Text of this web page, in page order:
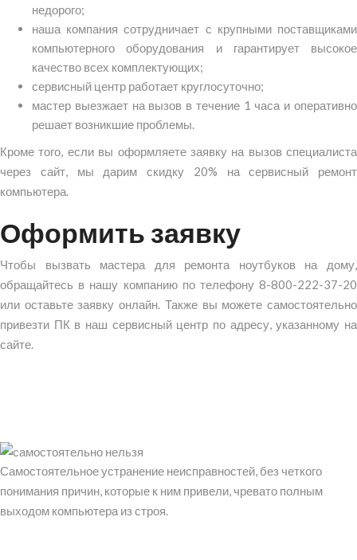
недорого;
наша компания сотрудничает с крупными поставщиками
компьютерного оборудования и гарантирует высокое
качество всех комплектующих;
сервисный центр работает круглосуточно;
мастер выезжает на вызов в течение 1 часа и оперативно
решает возникшие проблемы.
Кроме того, если вы оформляете заявку на вызов специалиста
через сайт, мы дарим скидку 20% на сервисный ремонт
компьютера.
Оформить заявку
Чтобы вызвать мастера для ремонта ноутбуков на дому,
обращайтесь в нашу компанию по телефону 8-800-222-37-20
или оставьте заявку онлайн. Также вы можете самостоятельно
привезти ПК в наш сервисный центр по адресу, указанному на
сайте.
Самостоятельное устранение неисправностей, без четкого
понимания причин, которые к ним привели, чревато полным
выходом компьютера из строя.